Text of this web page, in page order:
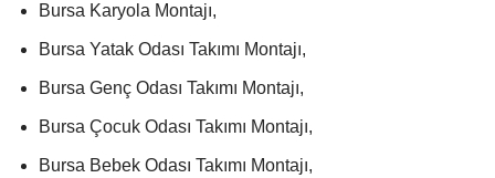
Bursa Karyola Montajı,
Bursa Yatak Odası Takımı Montajı,
Bursa Genç Odası Takımı Montajı,
Bursa Çocuk Odası Takımı Montajı,
Bursa Bebek Odası Takımı Montajı,